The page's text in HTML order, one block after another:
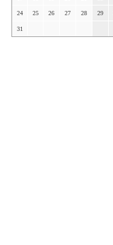
24 25 26 27 28 29
31